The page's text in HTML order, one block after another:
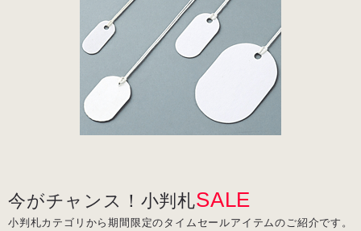
今がチャンス！小判札SALE
小判札カテゴリから期間限定のタイムセールアイテムのご紹介です。